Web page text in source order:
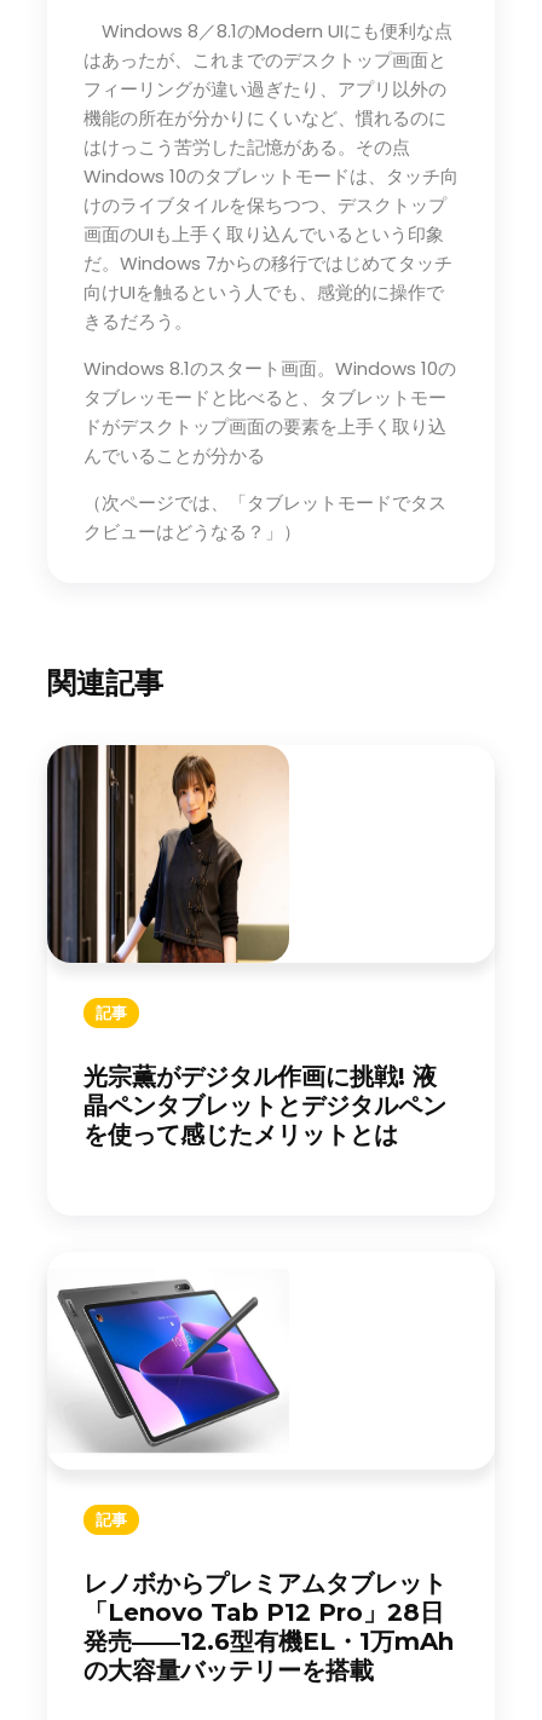
Windows 8／8.1のModern UIにも便利な点
はあったが、これまでのデスクトップ画面と
フィーリングが違い過ぎたり、アプリ以外の
機能の所在が分かりにくいなど、慣れるのに
はけっこう苦労した記憶がある。その点
Windows 10のタブレットモードは、タッチ向
けのライブタイルを保ちつつ、デスクトップ
画面のUIも上手く取り込んでいるという印象
だ。Windows 7からの移行ではじめてタッチ
向けUIを触るという人でも、感覚的に操作で
きるだろう。
Windows 8.1のスタート画面。Windows 10の
タブレッモードと比べると、タブレットモー
ドがデスクトップ画面の要素を上手く取り込
んでいることが分かる
（次ページでは、「タブレットモードでタス
クビューはどうなる？」）
関連記事
記事
光宗薫がデジタル作画に挑戦! 液
晶ペンタブレットとデジタルペン
を使って感じたメリットとは
記事
レノボからプレミアムタブレット
「Lenovo Tab P12 Pro」28日
発売――12.6型有機EL・1万mAh
の大容量バッテリーを搭載